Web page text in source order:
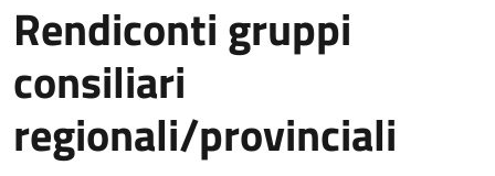
Rendiconti gruppi
consiliari
regionali/provinciali